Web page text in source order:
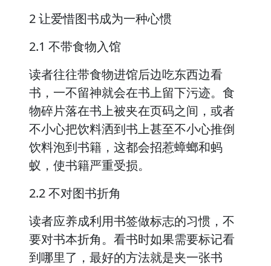
2 让爱惜图书成为一种心惯
2.1 不带食物入馆
读者往往带食物进馆后边吃东西边看
书，一不留神就会在书上留下污迹。食
物碎片落在书上被夹在页码之间，或者
不小心把饮料洒到书上甚至不小心推倒
饮料泡到书籍，这都会招惹蟑螂和蚂
蚁，使书籍严重受损。
2.2 不对图书折角
读者应养成利用书签做标志的习惯，不
要对书本折角。看书时如果需要标记看
到哪里了，最好的方法就是夹一张书